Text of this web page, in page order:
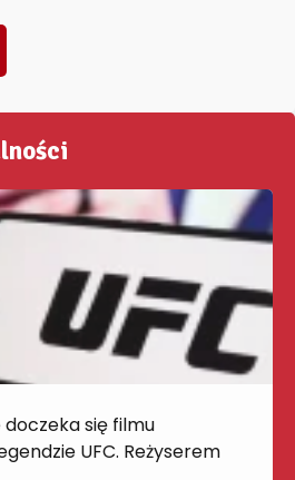
się filmu
UFC. Reżyserem